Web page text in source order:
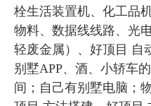
栓生活装置机、化工品
物料、数据线线路、光
轻废金属）、好顶目 自
别墅APP、酒、小轿车
间；自己有别墅电脑；